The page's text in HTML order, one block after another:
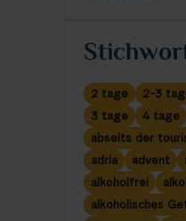
2 tage 2-3
3 tage
4 tage
abseits der
adria
advent
alkoholfrei
alkoholisches